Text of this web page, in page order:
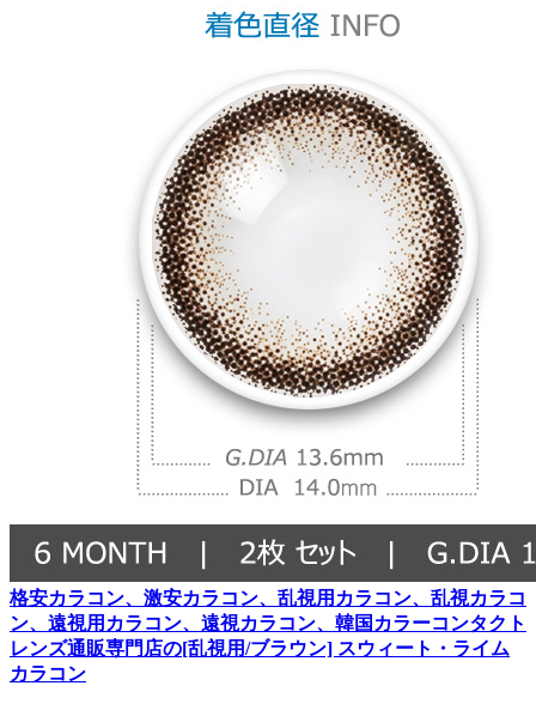
格安カラコン、激安カラコン、乱視用カラコン、乱視カラコ
ン、遠視用カラコン、遠視カラコン、韓国カラーコンタクト
レンズ通販専門店の[乱視用/ブラウン] スウィート・ライム
カラコン